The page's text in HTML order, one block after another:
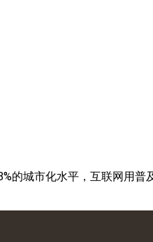
的城市化水平，互联网用